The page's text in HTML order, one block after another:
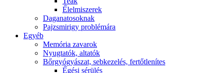
É́lelmiszerek
Daganatosoknak
Pajzsmirigy problémára
Egyéb
Memória zavarok
Nyugtatók, altatók
Bőrgyógyászat, sebkezelés, fertőtlenítes
É́gési sérülés